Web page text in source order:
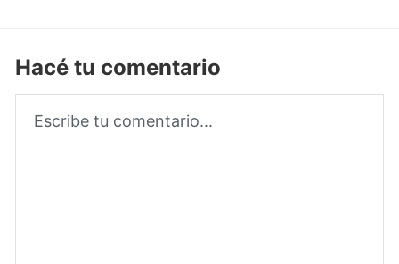
Hacé tu comentario